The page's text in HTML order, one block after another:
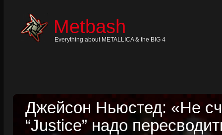
Metbash
Everything about METALLICA & the BIG 4
Джейсон Ньюстед: «Не
“Justice” надо